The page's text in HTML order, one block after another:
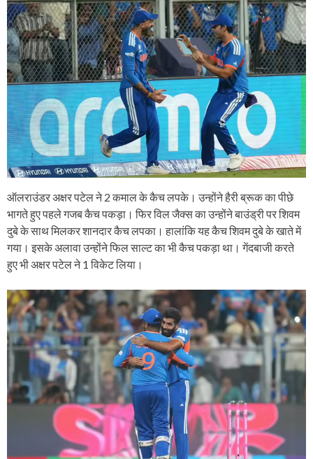
ऑलराउंडर अक्षर पटेल ने 2 कमाल के कैच लपके। उन्होंने हैरी ब्रूक का पीछे
भागते हुए पहले गजब कैच पकड़ा। फिर विल जैक्स का उन्होंने बाउंड्री पर शिवम
दुबे के साथ मिलकर शानदार कैच लपका। हालांकि यह कैच शिवम दुबे के खाते में
गया। इसके अलावा उन्होंने फिल साल्ट का भी कैच पकड़ा था। गेंदबाजी करते
हुए भी अक्षर पटेल ने 1 विकेट लिया।